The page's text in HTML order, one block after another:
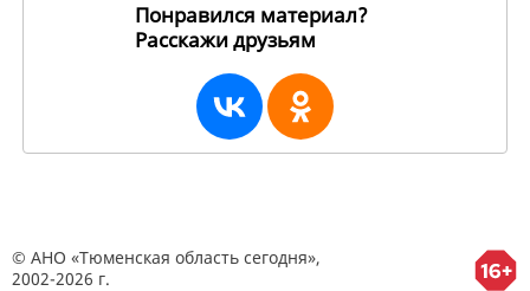
Понравился материал?
Расскажи друзьям
© АНО «Тюменская область сегодня»,
2002-2026 г.